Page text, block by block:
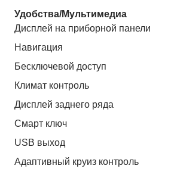
Удобства/Мультимедиа
Дисплей на приборной панели
Навигация
Бесключевой доступ
Климат контроль
Дисплей заднего ряда
Смарт ключ
USB выход
Адаптивный круиз контроль